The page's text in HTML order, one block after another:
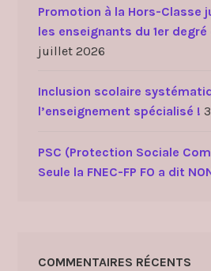
Promotion à la Hors-Classe
les enseignants du 1er degré
juillet 2026
Inclusion scolaire
l’enseignement spécialisé !
PSC (Protection Sociale
Seule la FNEC-FP FO a dit
COMMENTAIRES RÉCENTS